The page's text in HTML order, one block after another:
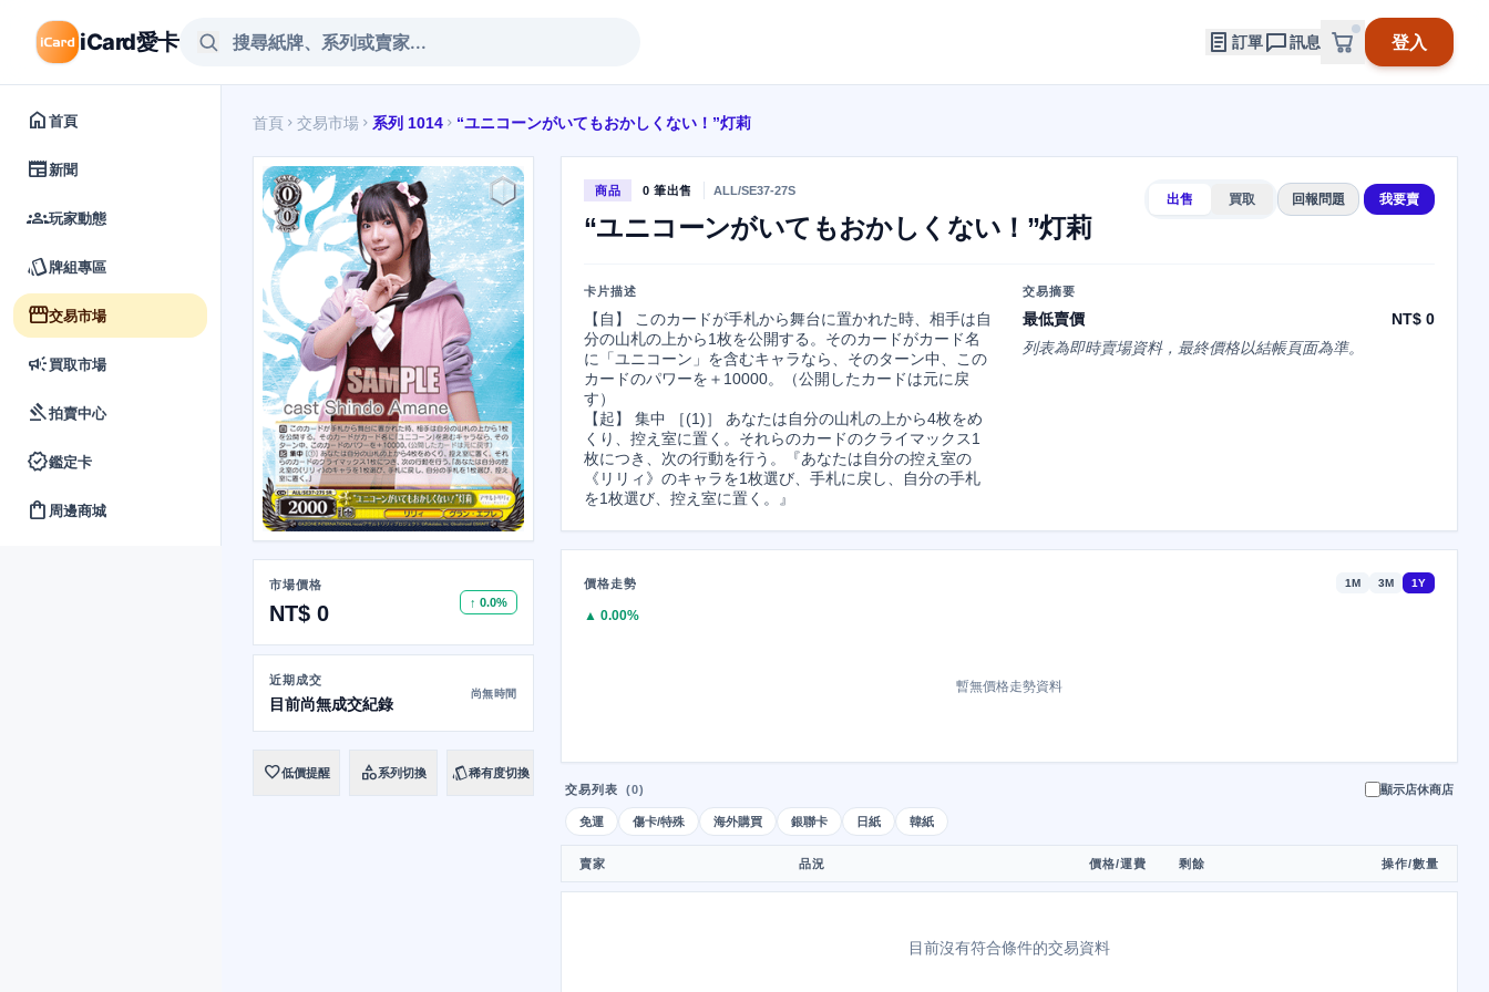
iCard愛卡 訂單 訊息 登入
home首頁
newspaper新聞
groups玩家動態
style牌組專區
storefront交易市場
campaign買取市場
gavel拍賣中心
verified鑑定卡
shopping_bag 周邊商城
首頁 chevron_right 交易市場 chevron_right 系列 1014 chevron_right “ユニコーンがいてもおかしくない！”灯莉
市場價格
NT$ 0 ↑ 0.0%
近期成交
目前尚無成交紀錄
尚無時間
favorite低價提醒 category系列切換 style稀有度切換
商品 0 筆出售 ALL/SE37-27S
“ユニコーンがいてもおかしくない！”灯莉
出售 買取 回報問題 我要賣
卡片描述
【自】 このカードが手札から舞台に置かれた時、相手は自
分の山札の上から1枚を公開する。そのカードがカード名
に「ユニコーン」を含むキャラなら、そのターン中、この
カードのパワーを＋10000。（公開したカードは元に戻
す）
【起】 集中 ［(1)］ あなたは自分の山札の上から4枚をめ
くり、控え室に置く。それらのカードのクライマックス1
枚につき、次の行動を行う。『あなたは自分の控え室の
《リリィ》のキャラを1枚選び、手札に戻し、自分の手札
を1枚選び、控え室に置く。』
交易摘要
最低賣價
NT$ 0
列表為即時賣場資料，最終價格以結帳頁面為準。
價格走勢 1M 3M 1Y
▲ 0.00%
暫無價格走勢資料
交易列表 (0) 顯示店休商店
免運 傷卡/特殊 海外購買 銀聯卡 日紙 韓紙
賣家 品況 價格/運費 剩餘 操作/數量
目前沒有符合條件的交易資料